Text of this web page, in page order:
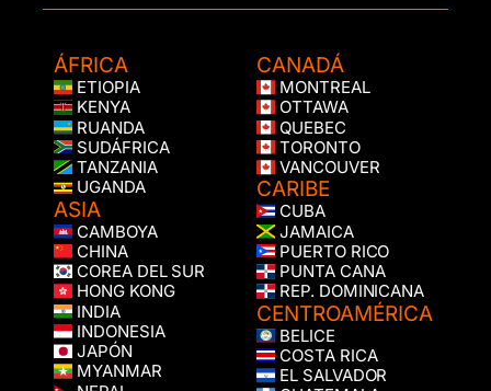
ÁFRICA
ETIOPIA
KENYA
RUANDA
SUDÁFRICA
TANZANIA
UGANDA
ASIA
CAMBOYA
CHINA
COREA DEL SUR
HONG KONG
INDIA
INDONESIA
JAPÓN
MYANMAR
CANADÁ
MONTREAL
OTTAWA
QUEBEC
TORONTO
VANCOUVER
CARIBE
CUBA
JAMAICA
PUERTO RICO
PUNTA CANA
REP. DOMINICANA
CENTROAMÉRICA
BELICE
COSTA RICA
EL SALVADOR